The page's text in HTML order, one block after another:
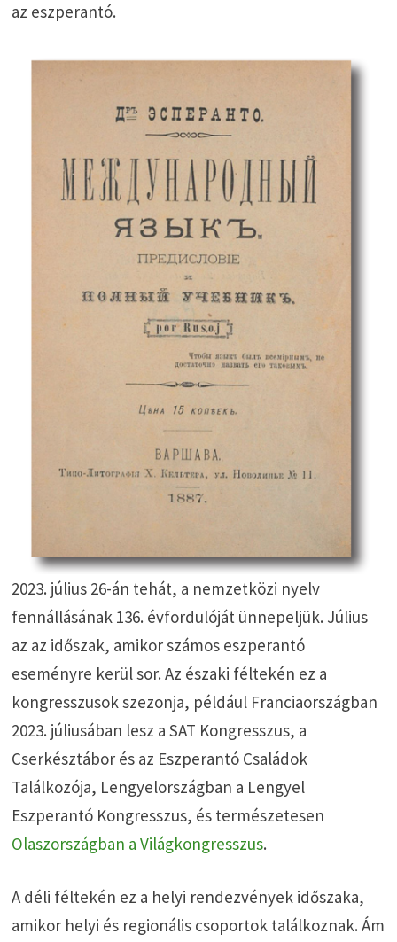
az eszperantó.
2023. július 26-án tehát, a nemzetközi nyelv
fennállásának 136. évfordulóját ünnepeljük. Július
az az időszak, amikor számos eszperantó
eseményre kerül sor. Az északi féltekén ez a
kongresszusok szezonja, például Franciaországban
2023. júliusában lesz a SAT Kongresszus, a
Cserkésztábor és az Eszperantó Családok
Találkozója, Lengyelországban a Lengyel
Eszperantó Kongresszus, és természetesen
Olaszországban a Világkongresszus.
A déli féltekén ez a helyi rendezvények időszaka,
amikor helyi és regionális csoportok találkoznak. Ám